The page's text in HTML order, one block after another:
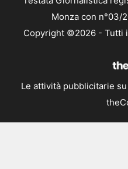
Monza con n°03/
Copyright ©2026 - Tutti
Le attività pubblicitarie